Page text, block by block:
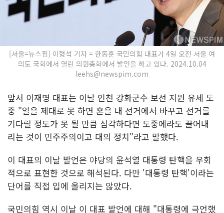
[서울=뉴스핌] 이형석 기자 = 한동훈 국민의힘 대표가 4일 오전 서울 여
의도 국회에서 열린 의원총회에서 발언을 하고 있다. 2024.10.04
leehs@newspim.com
앞서 이재명 대표는 이날 인천 강화군수 보선 지원 유세 도
중 "일을 제대로 못 하면 혼을 내 선거에서 바꾸고 선거를
기다릴 정도가 못 될 만큼 심각하다면 도중에라도 끌어내
리는 것이 민주주의이고 대의 정치"라고 말했다.
이 대표의 이날 발언은 야당의 윤석열 대통령 탄핵을 우회
적으로 표현한 것으로 해석된다. 다만 '대통령 탄핵'이라는
단어를 직접 입에 올리지는 않았다.
국민의힘 역시 이날 이 대표 발언에 대해 "대통령에 극언했